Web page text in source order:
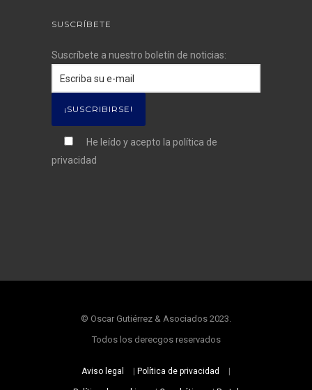
SUSCRÍBETE
Suscríbete a nuestro boletín de noticias:
He leído y acepto la política de
privacidad
© Oscar Gutiérrez & Asociados 2023.
Todos los derecgos reservados
Aviso legal Política de privacidad